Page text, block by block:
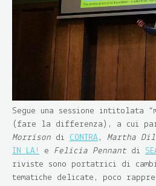
Segue una sessione intitolata
(fare la differenza), a cui
Morrison di CONTRA , Martha
IN LA!
e Felicia Pennantdi
riviste sono portatrici di
tematiche delicate, poco